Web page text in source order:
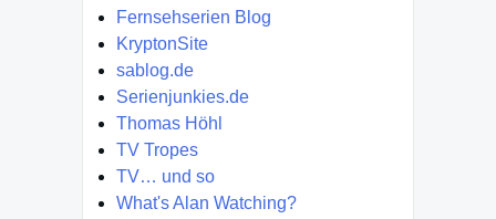
Fernsehserien Blog
KryptonSite
sablog.de
Serienjunkies.de
Thomas Höhl
TV Tropes
TV… und so
What's Alan Watching?